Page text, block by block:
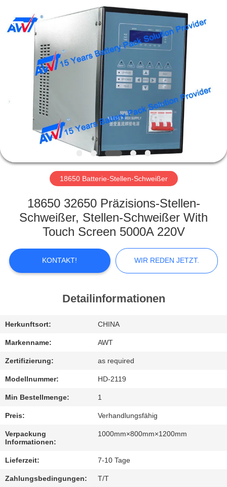
HEIM
PRODUKTE
ÜBER
WERKSBESICHTIGUNG
QUALITÄTSKONTROLLE
KONTAKTIEREN
SIE
UNS
NEUIGKEITEN
WIR
REDEN
JETZT.
SITEMAP
POLICY
Equipment
Co.,Ltd.
18650 Batterie-Stellen-Schweißer
18650 32650 Präzisions-Stellen-
Schweißer, Stellen-Schweißer With
Touch Screen 5000A 220V
KONTAKT! WIR REDEN JETZT.
Detailinformationen
Herkunftsort: CHINA
Markenname: AWT
Zertifizierung: as required
Modellnummer: HD-2119
Min Bestellmenge: 1
Preis: Verhandlungsfähig
Verpackung
Informationen:
1000mm×800mm×1200mm
Lieferzeit: 7-10 Tage
Zahlungsbedingungen: T/T